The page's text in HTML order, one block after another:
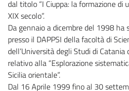
dal titolo “I Ciuppa: la formazione di
XIX secolo”.
Da gennaio a dicembre del 1998
presso il DAPPSI della facoltà di
dell’Università degli Studi di
relativo alla “Esplorazione
Sicilia orientale”.
Dal 16 Aprile 1999 fino al 30